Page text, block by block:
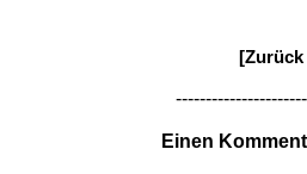
Einen